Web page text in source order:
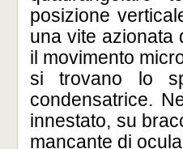
posizione
una vite azionata
il movimento
si trovano lo
condensatrice.
innestato, su
mancante di